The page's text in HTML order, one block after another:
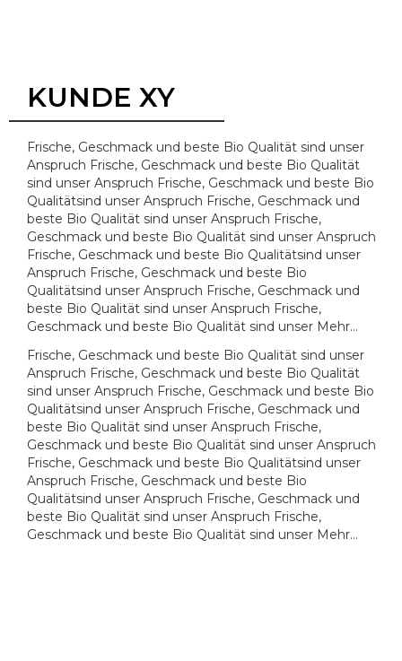
KUNDE XY
Frische, Geschmack und beste Bio Qualität sind unser
Anspruch Frische, Geschmack und beste Bio Qualität
sind unser Anspruch Frische, Geschmack und beste Bio
Qualitätsind unser Anspruch Frische, Geschmack und
beste Bio Qualität sind unser Anspruch Frische,
Geschmack und beste Bio Qualität sind unser Anspruch
Frische, Geschmack und beste Bio Qualitätsind unser
Anspruch Frische, Geschmack und beste Bio
Qualitätsind unser Anspruch Frische, Geschmack und
beste Bio Qualität sind unser Anspruch Frische,
Geschmack und beste Bio Qualität sind unser Mehr…
Frische, Geschmack und beste Bio Qualität sind unser
Anspruch Frische, Geschmack und beste Bio Qualität
sind unser Anspruch Frische, Geschmack und beste Bio
Qualitätsind unser Anspruch Frische, Geschmack und
beste Bio Qualität sind unser Anspruch Frische,
Geschmack und beste Bio Qualität sind unser Anspruch
Frische, Geschmack und beste Bio Qualitätsind unser
Anspruch Frische, Geschmack und beste Bio
Qualitätsind unser Anspruch Frische, Geschmack und
beste Bio Qualität sind unser Anspruch Frische,
Geschmack und beste Bio Qualität sind unser Mehr…